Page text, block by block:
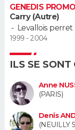
PROGRAMME TV
COPAINS D'AVANT
FORUM
Bricolage
Lifestyle
Culture
Sport
Auto
Television
Voyage
Cinema
GENEDIS
Carry (Autre)
- Levallois perret
1999 - 2004
ILS SE SONT
Anne
(PARIS)
Denis
(NEUILLY